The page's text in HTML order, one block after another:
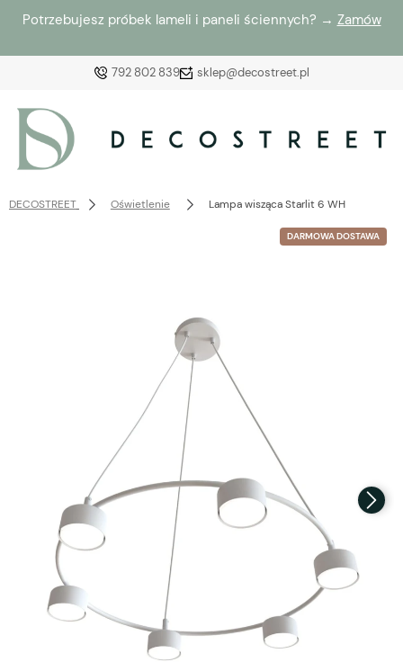
Potrzebujesz próbek lameli i paneli ściennych? → Zamów
792 802 839 sklep@decostreet.pl
Załóż konto
zaloguj się, aby przywrócić dodane produkty do listy
z poprzedniej sesji.
DECOSTREET Oświetlenie Lampa wisząca Starlit 6 WH
DARMOWA DOSTAWA